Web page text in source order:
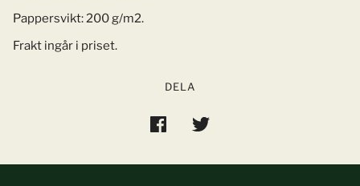
Pappersvikt: 200 g/m2.
Frakt ingår i priset.
DELA